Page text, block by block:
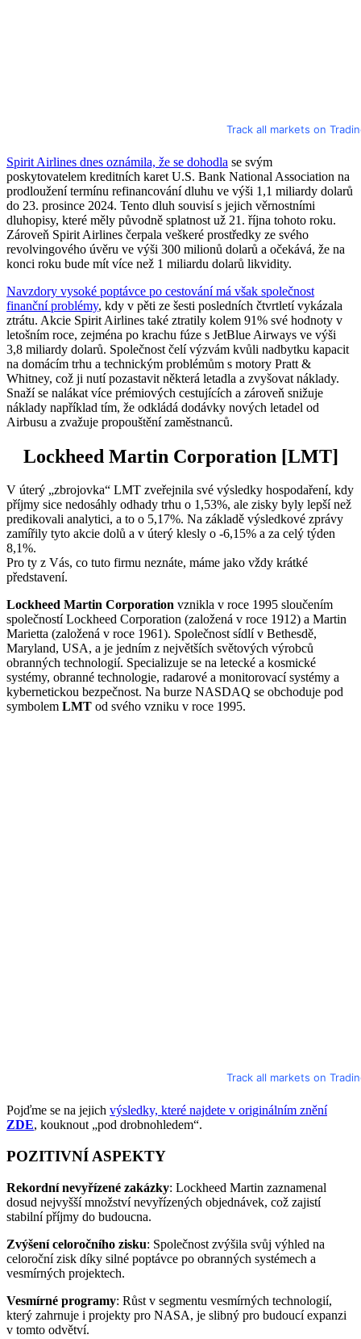
Track all markets on
Spirit Airlines dnes oznámila, že se dohodla se svým
poskytovatelem kreditních karet U.S. Bank National Association na
prodloužení termínu refinancování dluhu ve výši 1,1 miliardy dolarů
do 23. prosince 2024. Tento dluh souvisí s jejich věrnostními
dluhopisy, které měly původně splatnost už 21. října tohoto roku.
Zároveň Spirit Airlines čerpala veškeré prostředky ze svého
revolvingového úvěru ve výši 300 milionů dolarů a očekává, že na
konci roku bude mít více než 1 miliardu dolarů likvidity.
Navzdory vysoké poptávce po cestování má však společnost
finanční problémy, kdy v pěti ze šesti posledních čtvrtletí vykázala
ztrátu. Akcie Spirit Airlines také ztratily kolem 91% své hodnoty v
letošním roce, zejména po krachu fúze s JetBlue Airways ve výši
3,8 miliardy dolarů. Společnost čelí výzvám kvůli nadbytku kapacit
na domácím trhu a technickým problémům s motory Pratt &
Whitney, což ji nutí pozastavit některá letadla a zvyšovat náklady.
Snaží se nalákat více prémiových cestujících a zároveň snižuje
náklady například tím, že odkládá dodávky nových letadel od
Airbusu a zvažuje propouštění zaměstnanců.
Lockheed Martin Corporation [LMT]
V úterý „zbrojovka“ LMT zveřejnila své výsledky hospodaření, kdy
příjmy sice nedosáhly odhady trhu o 1,53%, ale zisky byly lepší než
predikovali analytici, a to o 5,17%. Na základě výsledkové zprávy
zamířily tyto akcie dolů a v úterý klesly o -6,15% a za celý týden
8,1%.
Pro ty z Vás, co tuto firmu neznáte, máme jako vždy krátké
představení.
Lockheed Martin Corporation vznikla v roce 1995 sloučením
společností Lockheed Corporation (založená v roce 1912) a Martin
Marietta (založená v roce 1961). Společnost sídlí v Bethesdě,
Maryland, USA, a je jedním z největších světových výrobců
obranných technologií. Specializuje se na letecké a kosmické
systémy, obranné technologie, radarové a monitorovací systémy a
kybernetickou bezpečnost. Na burze NASDAQ se obchoduje pod
symbolem LMT od svého vzniku v roce 1995.
Track all markets on
Pojďme se na jejich výsledky, které najdete v originálním znění
ZDE, kouknout „pod drobnohledem“.
POZITIVNÍ ASPEKTY
Rekordní nevyřízené zakázky: Lockheed Martin zaznamenal
dosud nejvyšší množství nevyřízených objednávek, což zajistí
stabilní příjmy do budoucna.
Zvýšení celoročního zisku: Společnost zvýšila svůj výhled na
celoroční zisk díky silné poptávce po obranných systémech a
vesmírných projektech.
Vesmírné programy: Růst v segmentu vesmírných technologií,
který zahrnuje i projekty pro NASA, je slibný pro budoucí expanzi
v tomto odvětví.